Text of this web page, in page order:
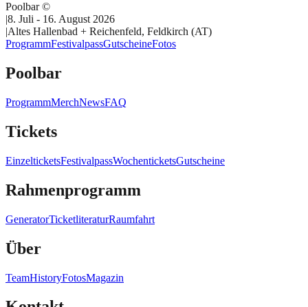
Poolbar ©
|8. Juli - 16. August 2026
|Altes Hallenbad + Reichenfeld, Feldkirch (AT)
ProgrammFestivalpassGutscheineFotos
Poolbar
ProgrammMerchNewsFAQ
Tickets
EinzelticketsFestivalpassWochenticketsGutscheine
Rahmenprogramm
GeneratorTicketliteraturRaumfahrt
Über
TeamHistoryFotosMagazin